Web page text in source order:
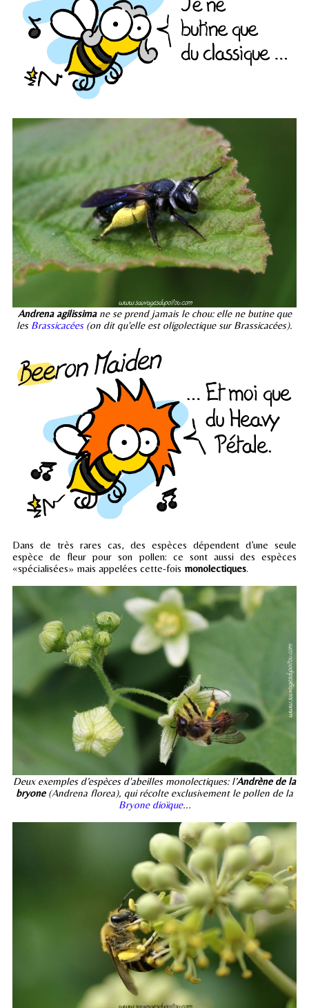
Andrena agilissimane se prend jamais le chou: elle ne butine que
les Brassicacées(on dit qu'elle est oligolectique sur Brassicacées).
Dans de très rares cas, des espèces dépendent d’une seule
espèce de fleur pour son pollen: ce sont aussi des espèces
«spécialisées» mais appelées cette-fois monolectiques.
Deux exemples d’espèces d'abeilles monolectiques: l’Andrène de la
bryone (Andrena florea), qui récolte exclusivement le pollen de la
Bryone dioïque...